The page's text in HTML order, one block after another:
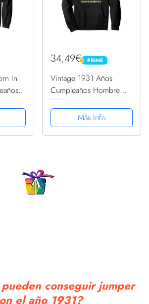
In
34,49€ PRIME
PRIME
Vintage 1931 Años
Cumpleaños Hombre
Sudadera con Capucha
Más Info
conseguir jumper
el año 1931?